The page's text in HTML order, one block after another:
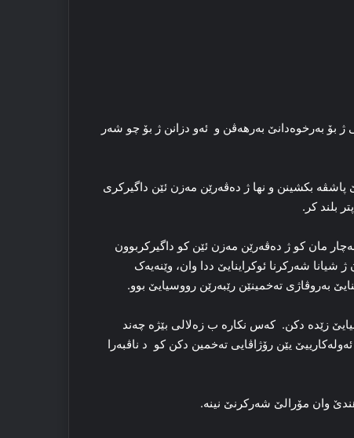
بۆ بەرخوەدانێ بەرهەڤن و ئه‌و دزانن ژ بۆ چو شه‌ر
بکشینن و نها ژ ده‌ڤه‌رێن مه‌زن ئێن داگیرکری
بلند کر.
مان کو ژ ده‌ڤه‌رێن مه‌زن ئێن کو داگیرکربوون
شه‌رکرنا ئوکراینایێ ددا وان، وێنەیەک
بەروڤاژی تەخمینێن رێبەرێن رووسیایێ بوو.
زێده‌ دکن. که‌س نکاره‌ ب زه‌لالی بێژه‌ چه‌ند
یێن رۆژاڤایی تەخمین دکن کو د ناڤبه‌را
وان مۆرالێ شەرکرنێ نینە.